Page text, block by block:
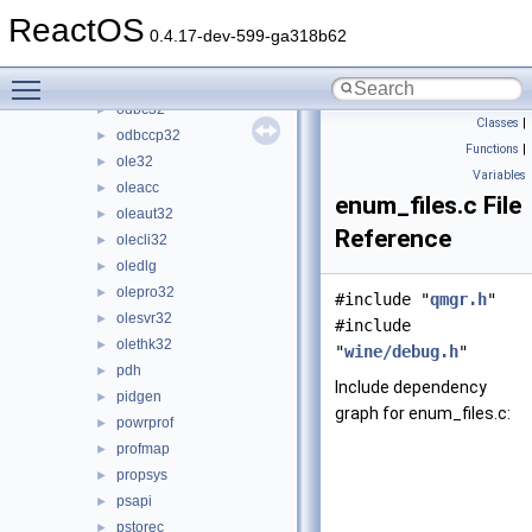
ReactOS 0.4.17-dev-599-ga318b62
► ntlanman
► odbc32
► odbccp32
► ole32
► oleacc
► oleaut32
► olecli32
► oledlg
► olepro32
► olesvr32
► olethk32
► pdh
► pidgen
► powrprof
► profmap
► propsys
► psapi
► pstorec
Classes |
Functions |
Variables
enum_files.c File
Reference
#include "qmgr.h"
#include
"wine/debug.h"
Include dependency
graph for enum_files.c: